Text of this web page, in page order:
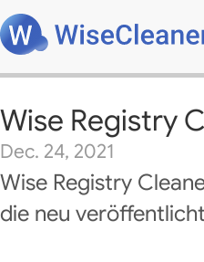
Wise Registry
Dec. 24, 2021
Wise Registry
die neu